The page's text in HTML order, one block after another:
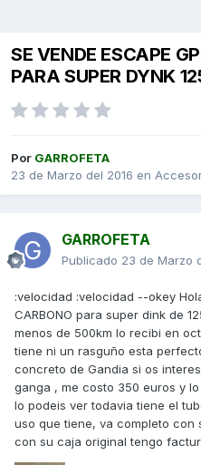
SE VENDE ESCAPE
PARA SUPER DYNK
Por GARROFETA
23 de Marzo del 2016 en
GARROFETA
Publicado 23 de Marzo
:velocidad :velocidad --okey
CARBONO para super dink de
menos de 500km lo recibi en
tiene ni un rasguño esta
concreto de Gandia si os
ganga , me costo 350 euros y
lo podeis ver todavia tiene el
uso que tiene, va completo con
con su caja original tengo